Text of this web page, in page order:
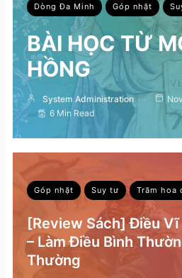
Dòng Đa Minh Góp nhặt
BÀI HỌC TỪ
HỒNG
System Administration
6 Min Read
Góp nhặt Suy tư Trăm hoa
[Review Sách] Điều
– Làm Điều Bình
Thường